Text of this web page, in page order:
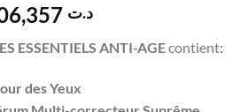
:
د.تLe
actuel
ESSENTIELS ANTI-AGEcontient:
des Yeux